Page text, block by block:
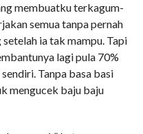
membuatku terkagum-
semua tanpa pernah
ia tak mampu. Tapi
lagi pula 70%
Tanpa basa basi
mengucek baju baju